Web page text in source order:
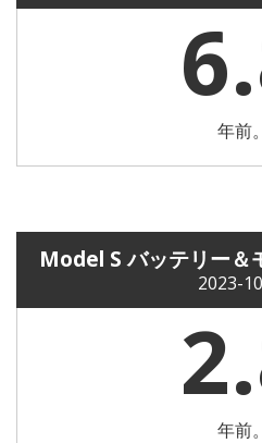
年前。
Model S バッテリー＆
2023-
年前。